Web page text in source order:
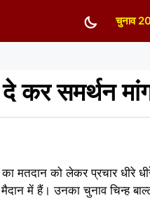
चुनाव
समर्थन मांग
का मतदान को लेकर प्रचार धीरे
मैदान में हैं। उनका चुनाव चिन्ह